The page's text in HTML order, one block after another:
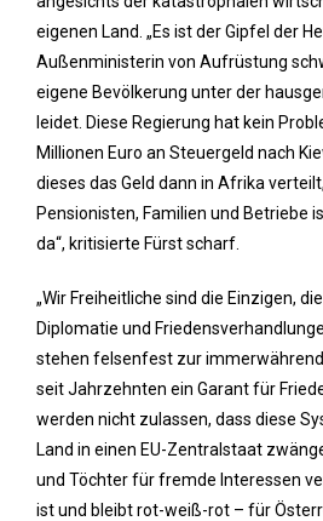
eigenen Land. „Es ist der Gipfel der
Außenministerin von Aufrüstung
eigene Bevölkerung unter der
leidet. Diese Regierung hat kein
Millionen Euro an Steuergeld nach
dieses das Geld dann in Afrika
Pensionisten, Familien und Betriebe
da“, kritisierte Fürst scharf.
„Wir Freiheitliche sind die Einzigen,
Diplomatie und
stehen felsenfest zur
seit Jahrzehnten ein Garant für
werden nicht zulassen, dass diese
Land in einen EU-Zentralstaat
und Töchter für fremde Interessen
ist und bleibt rot-weiß-rot – für